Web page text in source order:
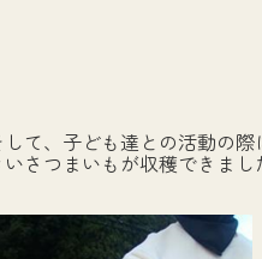
て、子ども達との活動の
つまいもが収穫できまし